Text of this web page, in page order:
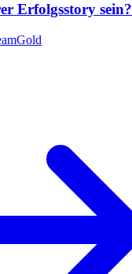
Erfolgsstory sein?